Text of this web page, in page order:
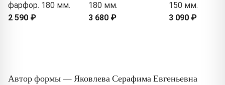
фарфор. 180 мм.
2 590 ₽
180 мм.
3 680 ₽
150 мм.
3 090 ₽
Автор формы — Яковлева Серафима Евгеньевна